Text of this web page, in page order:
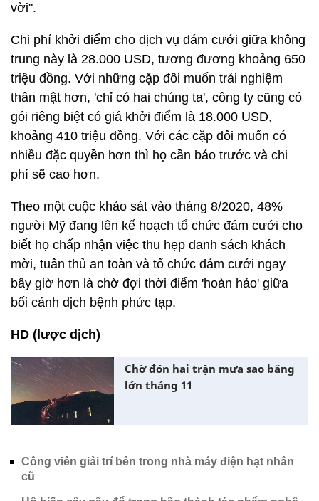
vời".
Chi phí khởi điểm cho dịch vụ đám cưới giữa không
trung này là 28.000 USD, tương đương khoảng 650
triệu đồng. Với những cặp đôi muốn trải nghiệm
thân mật hơn, 'chỉ có hai chúng ta', công ty cũng có
gói riêng biệt có giá khởi điểm là 18.000 USD,
khoảng 410 triệu đồng. Với các cặp đôi muốn có
nhiều đặc quyền hơn thì họ cần báo trước và chi
phí sẽ cao hơn.
Theo một cuộc khảo sát vào tháng 8/2020, 48%
người Mỹ đang lên kế hoạch tổ chức đám cưới cho
biết họ chấp nhận việc thu hẹp danh sách khách
mời, tuân thủ an toàn và tổ chức đám cưới ngay
bây giờ hơn là chờ đợi thời điểm 'hoàn hảo' giữa
bối cảnh dịch bệnh phức tạp.
HD (lược dịch)
Chờ đón hai trận mưa sao băng
lớn tháng 11
Công viên giải trí bên trong nhà máy điện hạt nhân
cũ